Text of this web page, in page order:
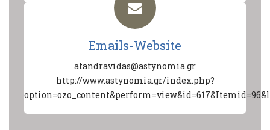
Emails-Website
atandravidas@astynomia.gr
http://www.astynomia.gr/index.php?